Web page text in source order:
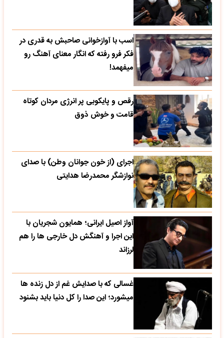
اسب با آوازخوانی صاحبش به قدری در
فکر فرو رفته که انگار معنای آهنگ رو
میفهمد!
رقص و پایکوبی پر انرژی مردان کوتاه
قامت و خوش ذوق
اجرای (از خون جوانان وطن) با صدای
نوازشگر محمدرضا هدایتی
آواز اصیل ایرانی؛ همایون شجریان با
این اجرا و آهنگش دل خارجی ها را هم
لرزاند
غسالی که با صدایش غم از دل زنده ها
میشورد؛ این صدا را کل دنیا باید بشنود